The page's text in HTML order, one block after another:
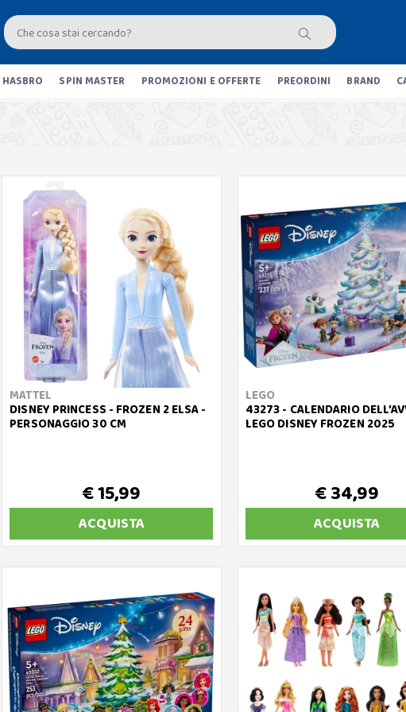
HASBRO SPIN MASTER PROMOZIONI E OFFERTE PREORDINI BRAND
MATTEL
DISNEY PRINCESS - FROZEN 2 ELSA -
PERSONAGGIO 30 CM
€ 15,99
ACQUISTA
LEGO
43273 - CALENDARIO
LEGO DISNEY FROZEN 2025
€ 34,99
ACQUISTA